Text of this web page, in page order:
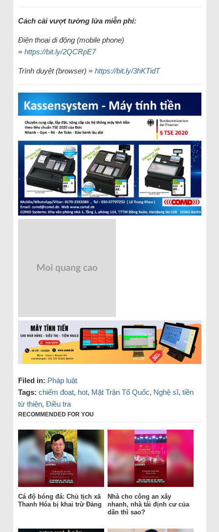
Cách cài vượt tường lửa miễn phí:
Điện thoại di động (mobile phone)
= https://bit.ly/2QCRpE7
Trình duyệt (browser) = https://bit.ly/3hKTidT
Filed in: Pháp luật
Tags: chiếm đoạt, hot, Mặt Trận Tổ Quốc, Nghệ sĩ, tiền
từ thiện, Điều tra
RECOMMENDED FOR YOU
Cá độ bóng đá: Chủ tịch xã
Thanh Hóa bị khai trừ Đảng
Nhà cho công an xây
nhanh, nhà tái định cư của
dân thì sao?